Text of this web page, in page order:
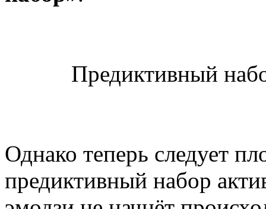
Предиктивный
Однако теперь следует
предиктивный набор